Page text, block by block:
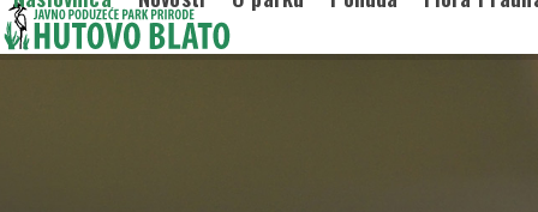
Skip
to